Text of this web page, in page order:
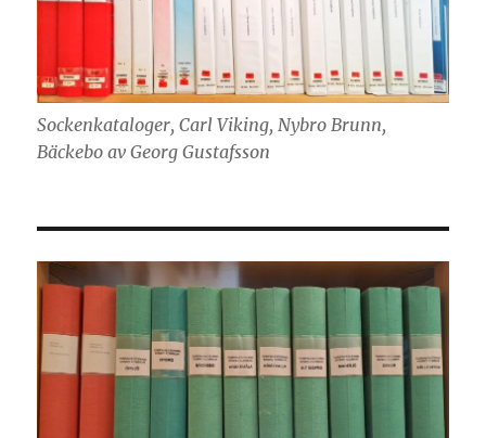
Sockenkataloger, Carl Viking, Nybro Brunn,
Bäckebo av Georg Gustafsson